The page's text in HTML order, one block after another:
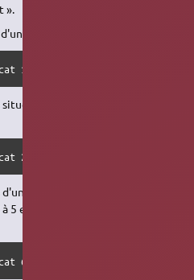
».
document :
1 output page1-de-mon-
les unes à la suite des
2-5 output pages2-a-5-de-mon-
document et les insérer dans
5 et 7 à 9 insérées dans l'ordre 6,
6 2-5 7-9 output pages-de-mon-